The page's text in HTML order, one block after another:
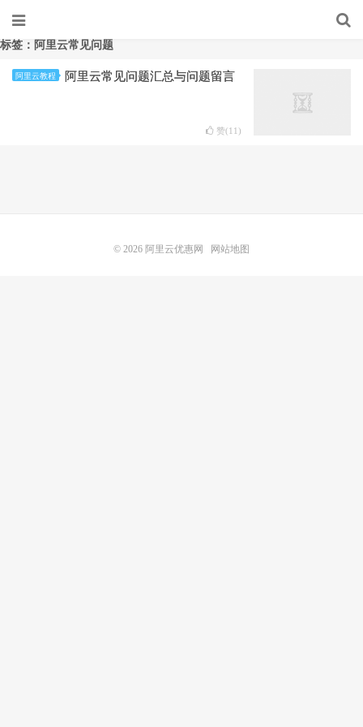
标签：阿里云常见问题
阿里云教程 阿里云常见问题汇总与问题留言
赞(11 )
© 2026 阿里云优惠网 网站地图